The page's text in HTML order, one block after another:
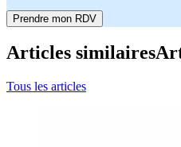
Prendre mon RDV
Articles similaires
Tous les articles